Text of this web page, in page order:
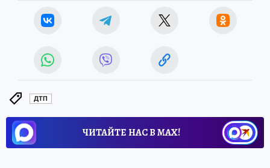
ДТП
ЧИТАЙТЕ НАС В МАХ!